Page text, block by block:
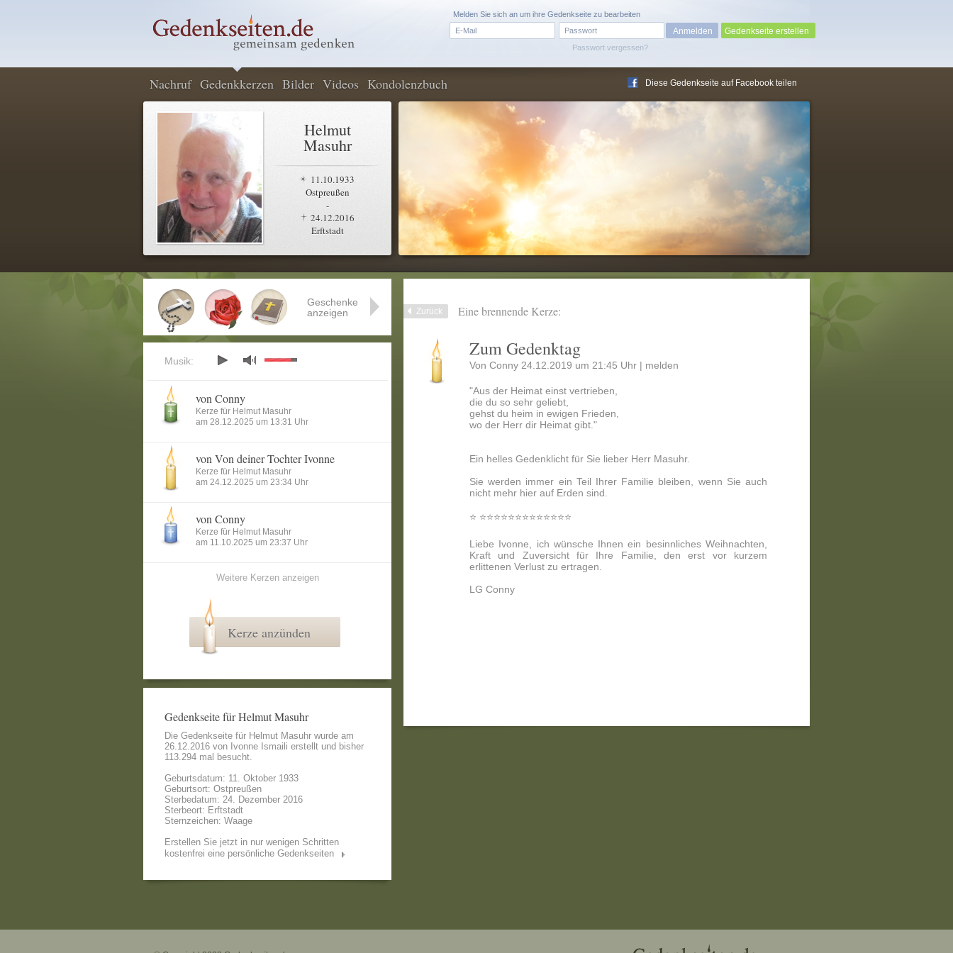
Passwort vergessen?
Melden Sie sich an um ihre Gedenkseite zu bearbeiten
Gedenkseite erstellen
Nachruf Gedenkkerzen Bilder Videos Kondolenzbuch Diese Gedenkseite auf Facebook teilen
Helmut
Masuhr
11.10.1933
Ostpreußen
-
24.12.2016
Erftstadt
Zurück Eine brennende Kerze:
Zum Gedenktag
Von Conny 24.12.2019 um 21:45 Uhr | melden
"Aus der Heimat einst vertrieben,
die du so sehr geliebt,
gehst du heim in ewigen Frieden,
wo der Herr dir Heimat gibt."
Ein helles Gedenklicht für Sie lieber Herr Masuhr.
Sie werden immer ein Teil Ihrer Familie bleiben, wenn Sie auch
nicht mehr hier auf Erden sind.
⭐ ⭐⭐⭐⭐⭐⭐⭐⭐⭐⭐⭐⭐⭐
Liebe Ivonne, ich wünsche Ihnen ein besinnliches Weihnachten,
Kraft und Zuversicht für Ihre Familie, den erst vor kurzem
erlittenen Verlust zu ertragen.
LG Conny
Geschenke
anzeigen
Musik:
von Conny
Kerze für Helmut Masuhr
am 28.12.2025 um 13:31 Uhr
von Von deiner Tochter Ivonne
Kerze für Helmut Masuhr
am 24.12.2025 um 23:34 Uhr
von Conny
Kerze für Helmut Masuhr
am 11.10.2025 um 23:37 Uhr
Weitere Kerzen anzeigen
Kerze anzünden
Gedenkseite für Helmut Masuhr
Die Gedenkseite für Helmut Masuhr wurde am
26.12.2016 von Ivonne Ismaili erstellt und bisher
113.294 mal besucht.
Geburtsdatum: 11. Oktober 1933
Geburtsort: Ostpreußen
Sterbedatum: 24. Dezember 2016
Sterbeort: Erftstadt
Sternzeichen: Waage
Erstellen Sie jetzt in nur wenigen Schritten
kostenfrei eine persönliche Gedenkseiten